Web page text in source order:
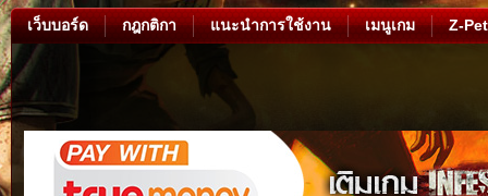
เว็บบอร์ด กฎกติกา แนะนำการใช้งาน เมนูเกม Z-Pet